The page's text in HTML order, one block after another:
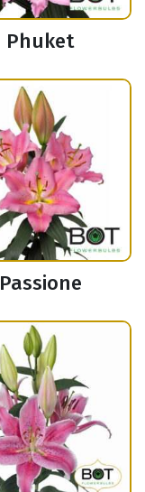
Phuket
Passione